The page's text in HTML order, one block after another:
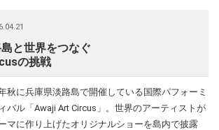
と世界をつなぐ
の挑戦
秋に兵庫県淡路島で開催している国際パフォーミ
バル「Awaji Art Circus」。世界のアーティストが
マに作り上げたオリジナルショーを島内で披露